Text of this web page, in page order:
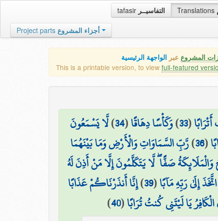
tafasir التفاسيــر Translations
Project parts أجزاء المشروع
المشروع عبر الواجهة الرئيسية
This is a printable version, to view full-featured
(
33
)وَكَأْسًا دِهَاقًا(
34
)لَّا يَسْمَعُونَ
(
36
)رَّبِّ السَّمَاوَاتِ وَالْأَرْضِ وَمَا بَيْنَهُمَا
وَالْمَلَائِكَةُ صَفًّا ۖ لَّا يَتَكَلَّمُونَ إِلَّا مَنْ أَذِنَ لَهُ
إِلَىٰ رَبِّهِ مَآبًا(
39
)إِنَّا أَنذَرْنَاكُمْ عَذَابًا
يَا لَيْتَنِي كُنتُ تُرَابًا(
40
)